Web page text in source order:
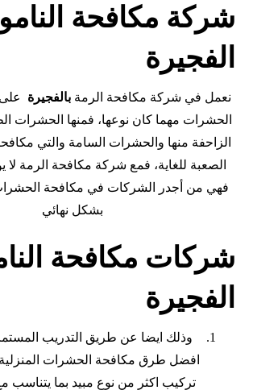
شركة مكافحة
الفجيرة
نعمل في شركة مكافحة الرمةبالفجيرة
الحشرات مهما كان نوعها، فمنها الحشرات
الزاحفة منها والحشرات السامة والتي
الصعبة للغاية، فمع شركة مكافحة الرمة
فهي من أجدر الشركات في مكافحة
بشكل نهائي
شركات مكافحة
الفجيرة
وذلك ايضا عن طريق التدريب
افضل طرق مكافحة الحشرات
تركيب اكثر من نوع مبيد بما يتناسب